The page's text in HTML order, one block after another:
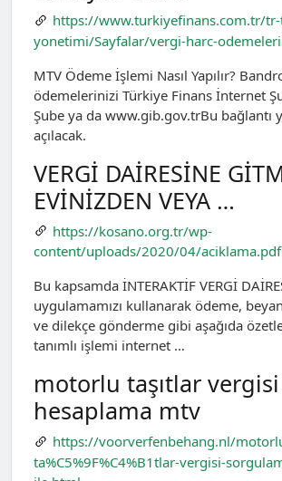
https://www.turkiyefinans.com.tr/
yonetimi/Sayfalar/vergi-harc-
MTV Ödeme İşlemi Nasıl Yapılır?
ödemelerinizi Türkiye Finans İnternet
Şube ya da www.gib.gov.trBu bağlantı
açılacak.
VERGİ DAİRESİNE
EVİNİZDEN VEYA …
https://kosano.org.tr/wp-
content/uploads/2020/04/aciklama.pdf
Bu kapsamda İNTERAKTİF VERGİ
uygulamamızı kullanarak ödeme,
ve dilekçe gönderme gibi aşağıda
tanımlı işlemi internet …
motorlu taşıtlar vergisi
hesaplama mtv
https://voorverfenbehang.nl/
ta%C5%9F%C4%B1tlar-vergisi-